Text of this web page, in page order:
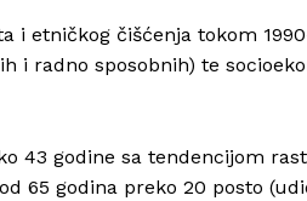
i etničkog čišćenja tokom
i radno sposobnih) te
43 godine sa tendencijom
65 godina preko 20 posto